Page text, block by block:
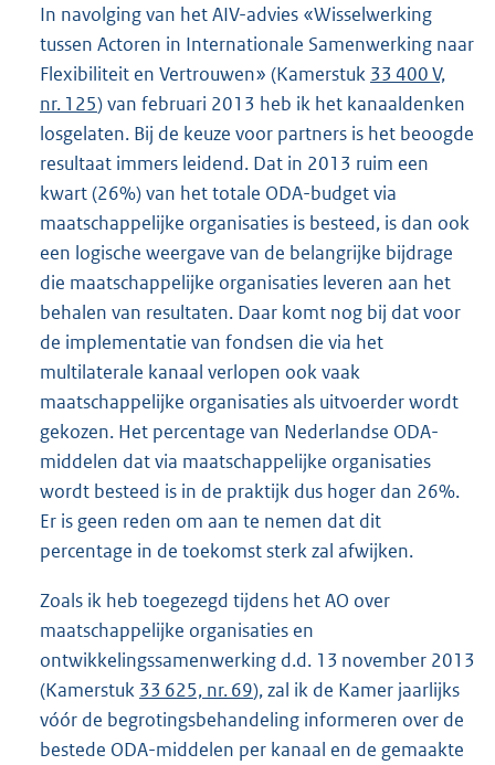
In navolging van het AIV-advies «Wisselwerking
tussen Actoren in Internationale Samenwerking naar
Flexibiliteit en Vertrouwen» (Kamerstuk 33 400 V,
nr. 125) van februari 2013 heb ik het kanaaldenken
losgelaten. Bij de keuze voor partners is het beoogde
resultaat immers leidend. Dat in 2013 ruim een
kwart (26%) van het totale ODA-budget via
maatschappelijke organisaties is besteed, is dan ook
een logische weergave van de belangrijke bijdrage
die maatschappelijke organisaties leveren aan het
behalen van resultaten. Daar komt nog bij dat voor
de implementatie van fondsen die via het
multilaterale kanaal verlopen ook vaak
maatschappelijke organisaties als uitvoerder wordt
gekozen. Het percentage van Nederlandse ODA-
middelen dat via maatschappelijke organisaties
wordt besteed is in de praktijk dus hoger dan 26%.
Er is geen reden om aan te nemen dat dit
percentage in de toekomst sterk zal afwijken.
Zoals ik heb toegezegd tijdens het AO over
maatschappelijke organisaties en
ontwikkelingssamenwerking d.d. 13 november 2013
(Kamerstuk 33 625, nr. 69), zal ik de Kamer jaarlijks
vóór de begrotingsbehandeling informeren over de
bestede ODA-middelen per kanaal en de gemaakte